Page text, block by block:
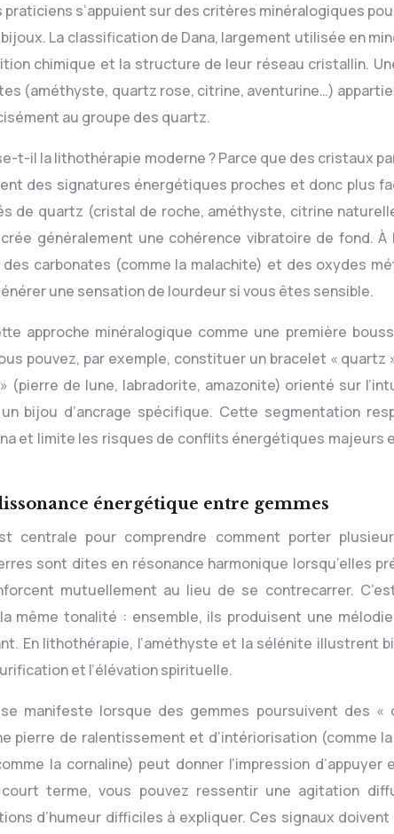
s’appuient sur des critères minéralogiques
La classification de Dana, largement utilisée en
chimique et la structure de leur réseau cristallin.
(améthyste, quartz rose, citrine, aventurine…)
au groupe des quartz.
t-il la lithothérapie moderne ? Parce que des cristaux
des signatures énergétiques proches et donc plus
de quartz (cristal de roche, améthyste, citrine
généralement une cohérence vibratoire de fond. À
carbonates (comme la malachite) et des oxydes
une sensation de lourdeur si vous êtes sensible.
approche minéralogique comme une première
pouvez, par exemple, constituer un bracelet « quartz
(pierre de lune, labradorite, amazonite) orienté sur
bijou d’ancrage spécifique. Cette segmentation
et limite les risques de conflits énergétiques majeurs
énergétique entre gemmes
centrale pour comprendre comment porter
sont dites en résonance harmonique lorsqu’elles
mutuellement au lieu de se contrecarrer.
même tonalité : ensemble, ils produisent une
En lithothérapie, l’améthyste et la sélénite illustrent
et l’élévation spirituelle.
manifeste lorsque des gemmes poursuivent des «
pierre de ralentissement et d’intériorisation (comme
la cornaline) peut donner l’impression d’appuyer
terme, vous pouvez ressentir une agitation
d’humeur difficiles à expliquer. Ces signaux